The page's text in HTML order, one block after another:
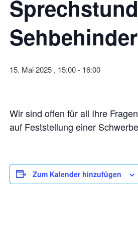
15. Mai 2025 , 15:00- 16:00
Wir sind offen für all Ihre
auf Feststellung einer
Zum Kalender hinzufügen